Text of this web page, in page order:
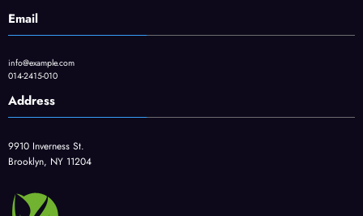
Email
info@example.com
014-2415-010
Address
9910 Inverness St.
Brooklyn, NY 11204